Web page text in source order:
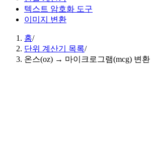
텍스트 암호화 도구
이미지 변환
홈/
단위 계산기 목록/
온스(oz) → 마이크로그램(mcg) 변환